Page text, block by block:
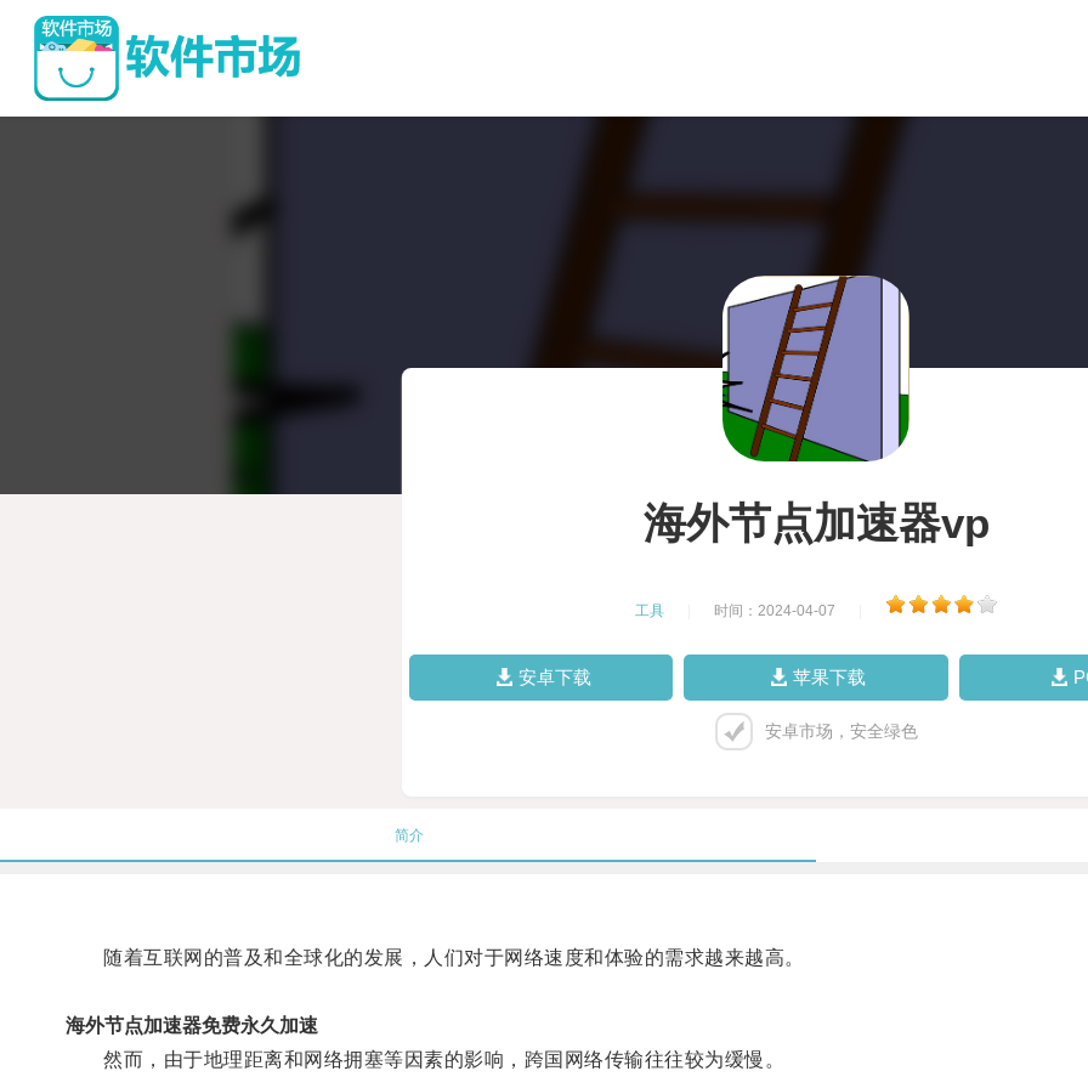
海外节点加速器vp
工具 时间：2024-04-07
安卓下载 苹果下载
安卓市场，安全绿色
简介
随着互联网的普及和全球化的发展，人们对于网络速度和体验的需求越来越高。
海外节点加速器免费永久加速
然而，由于地理距离和网络拥塞等因素的影响，跨国网络传输往往较为缓慢。